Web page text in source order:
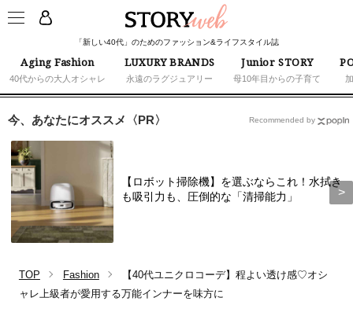
「新しい40代」のためのファッション&ライフスタイル誌
Aging Fashion
40代からの大人オシャレ
LUXURY BRANDS
永遠のラグジュアリー
Junior STORY
母10年目からの子育て
今、あなたにオススメ〈PR〉
【ロボット掃除機】を選ぶならこれ！水拭き
も吸引力も、圧倒的な「清掃能力」
Recommended by
TOP Fashion
【40代ユニクロコーデ】程よい透け感♡オシ
ャレ上級者が愛用する万能インナーを味方に